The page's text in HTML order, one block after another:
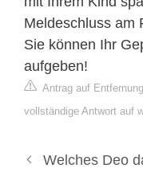
Meldeschluss am
Sie können Ihr
aufgeben!
Antrag auf
vollständige Antwort auf
Welches Deo